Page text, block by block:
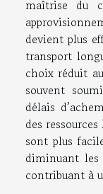
maîtrise du
devient plus
transport
choix réduit
souvent
délais
des
sont plus
diminuant les
contribuant à